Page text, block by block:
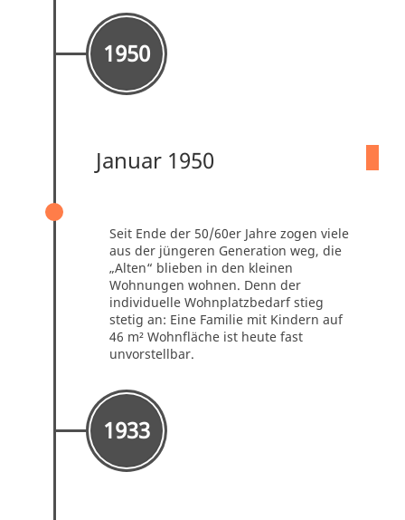
1950
Januar 1950
Seit Ende der 50/60er Jahre zogen viele
aus der jüngeren Generation weg, die
„Alten“ blieben in den kleinen
Wohnungen wohnen. Denn der
individuelle Wohnplatzbedarf stieg
stetig an: Eine Familie mit Kindern auf
46 m² Wohnfläche ist heute fast
unvorstellbar.
1933